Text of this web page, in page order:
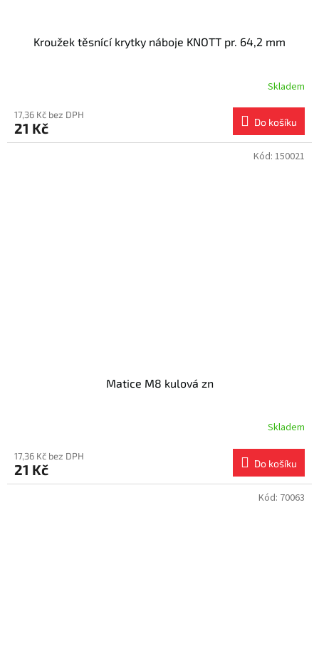
Kroužek těsnící krytky náboje KNOTT pr. 64,2 mm
Skladem
17,36 Kč bez DPH
21 Kč Do košíku
Matice M8 kulová zn
Skladem
17,36 Kč bez DPH
21 Kč Do košíku
Kód: 150021
Kód: 70063